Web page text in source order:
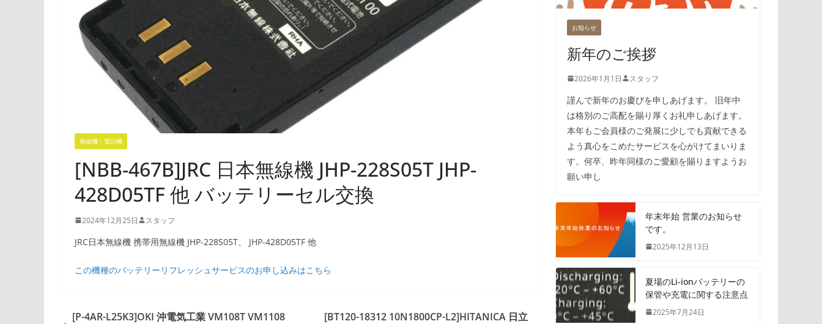
無線機・電話機
[NBB-467B]JRC 日本無線機 JHP-228S05T JHP-
428D05TF 他 バッテリーセル交換
2024年12月25日 スタッフ
JRC日本無線機 携帯用無線機 JHP-228S05T、 JHP-428D05TF 他
この機種のバッテリーリフレッシュサービスのお申し込みはこちら
[P-4AR-L25K3]OKI 沖電気工業 VM108T VM1108
[BT120-18312 10N1800CP-L2]HITANICA 日立
お知らせ
新年のご挨拶
2026年1月1日 スタッフ
謹んで新年のお慶びを申しあげます。 旧年中
は格別のご高配を賜り厚くお礼申しあげます。
本年もご会員様のご発展に少しでも貢献できる
よう真心をこめたサービスを心がけてまいりま
す。何卒、昨年同様のご愛顧を賜りますようお
願い申し
年末年始 営業のお知らせ
です。
2025年12月13日
夏場のLi-ionバッテリーの
保管や充電に関する注意点
2025年7月24日